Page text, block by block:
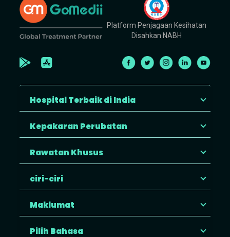
Platform Penjagaan Kesihatan
Disahkan NABH
Hospital Terbaik di India
Kepakaran Perubatan
Rawatan Khusus
ciri-ciri
Maklumat
Pilih Bahasa